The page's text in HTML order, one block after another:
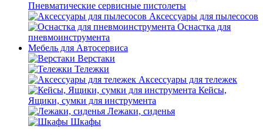
Пневматические сервисные пистолеты
Аксессуары для пылесосов
Оснастка для
пневмоинструмента
Мебель для Автосервиса
Верстаки
Тележки
Аксессуары для тележек
Кейсы,
Ящики, сумки для инструмента
Лежаки, сиденья
Шкафы